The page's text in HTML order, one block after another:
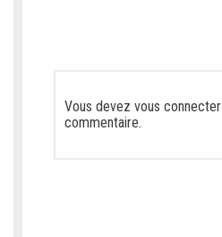
Vous devez vous connecter
commentaire.